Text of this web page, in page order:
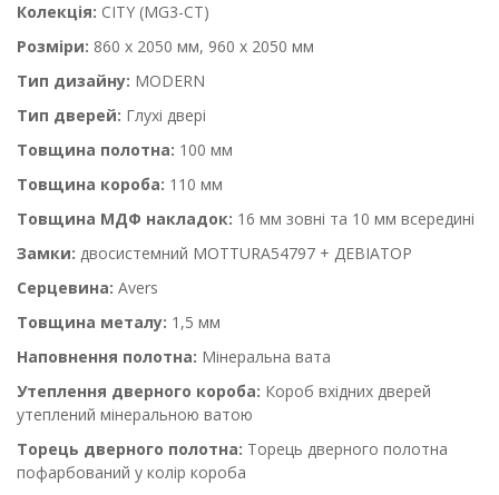
Колекція: CITY (MG3-CT)
Розміри: 860 x 2050 мм, 960 x 2050 мм
Тип дизайну: MODERN
Тип дверей: Глухі двері
Товщина полотна: 100 мм
Товщина короба: 110 мм
Товщина МДФ накладок: 16 мм зовні та 10 мм всередині
Замки: двосистемний MOTTURA54797 + ДЕВІАТОР
Серцевина: Avers
Товщина металу: 1,5 мм
Наповнення полотна: Мінеральна вата
Утеплення дверного короба: Короб вхідних дверей
утеплений мінеральною ватою
Торець дверного полотна: Торець дверного полотна
пофарбований у колір короба